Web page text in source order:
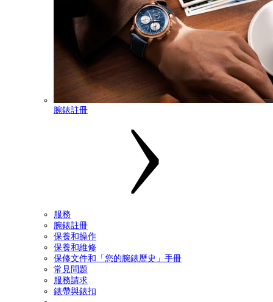
腕錶註冊
服務
腕錶註冊
保養和操作
保養和維修
保修文件和「您的腕錶歷史」手冊
常見問題
服務請求
錶帶與錶扣